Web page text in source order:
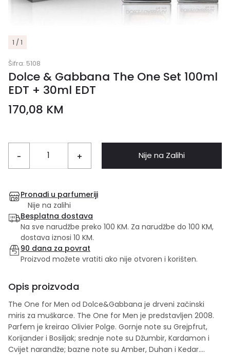
1 / 1
Šifra: 5108
Dolce & Gabbana The One Set 100ml
EDT + 30ml EDT
170,08 KM
- + Nije na Zalihi
Pronađi u parfumeriji
Nije na zalihi
Besplatna dostava
Na sve narudžbe preko 100 KM. Za narudžbe do 100 KM,
dostava iznosi 10 KM.
90 dana za povrat
Proizvod možete vratiti ako nije otvoren i korišten.
Opis proizvoda
The One for Men od Dolce&Gabbana je drveni začinski
miris za muškarce. The One for Men je predstavljen 2008.
Parfem je kreirao Olivier Polge. Gornje note su Grejpfrut,
Korijander i Bosiljak; srednje note su Džumbir, Kardamon i
Cvijet narandže; bazne note su Amber, Duhan i Kedar.